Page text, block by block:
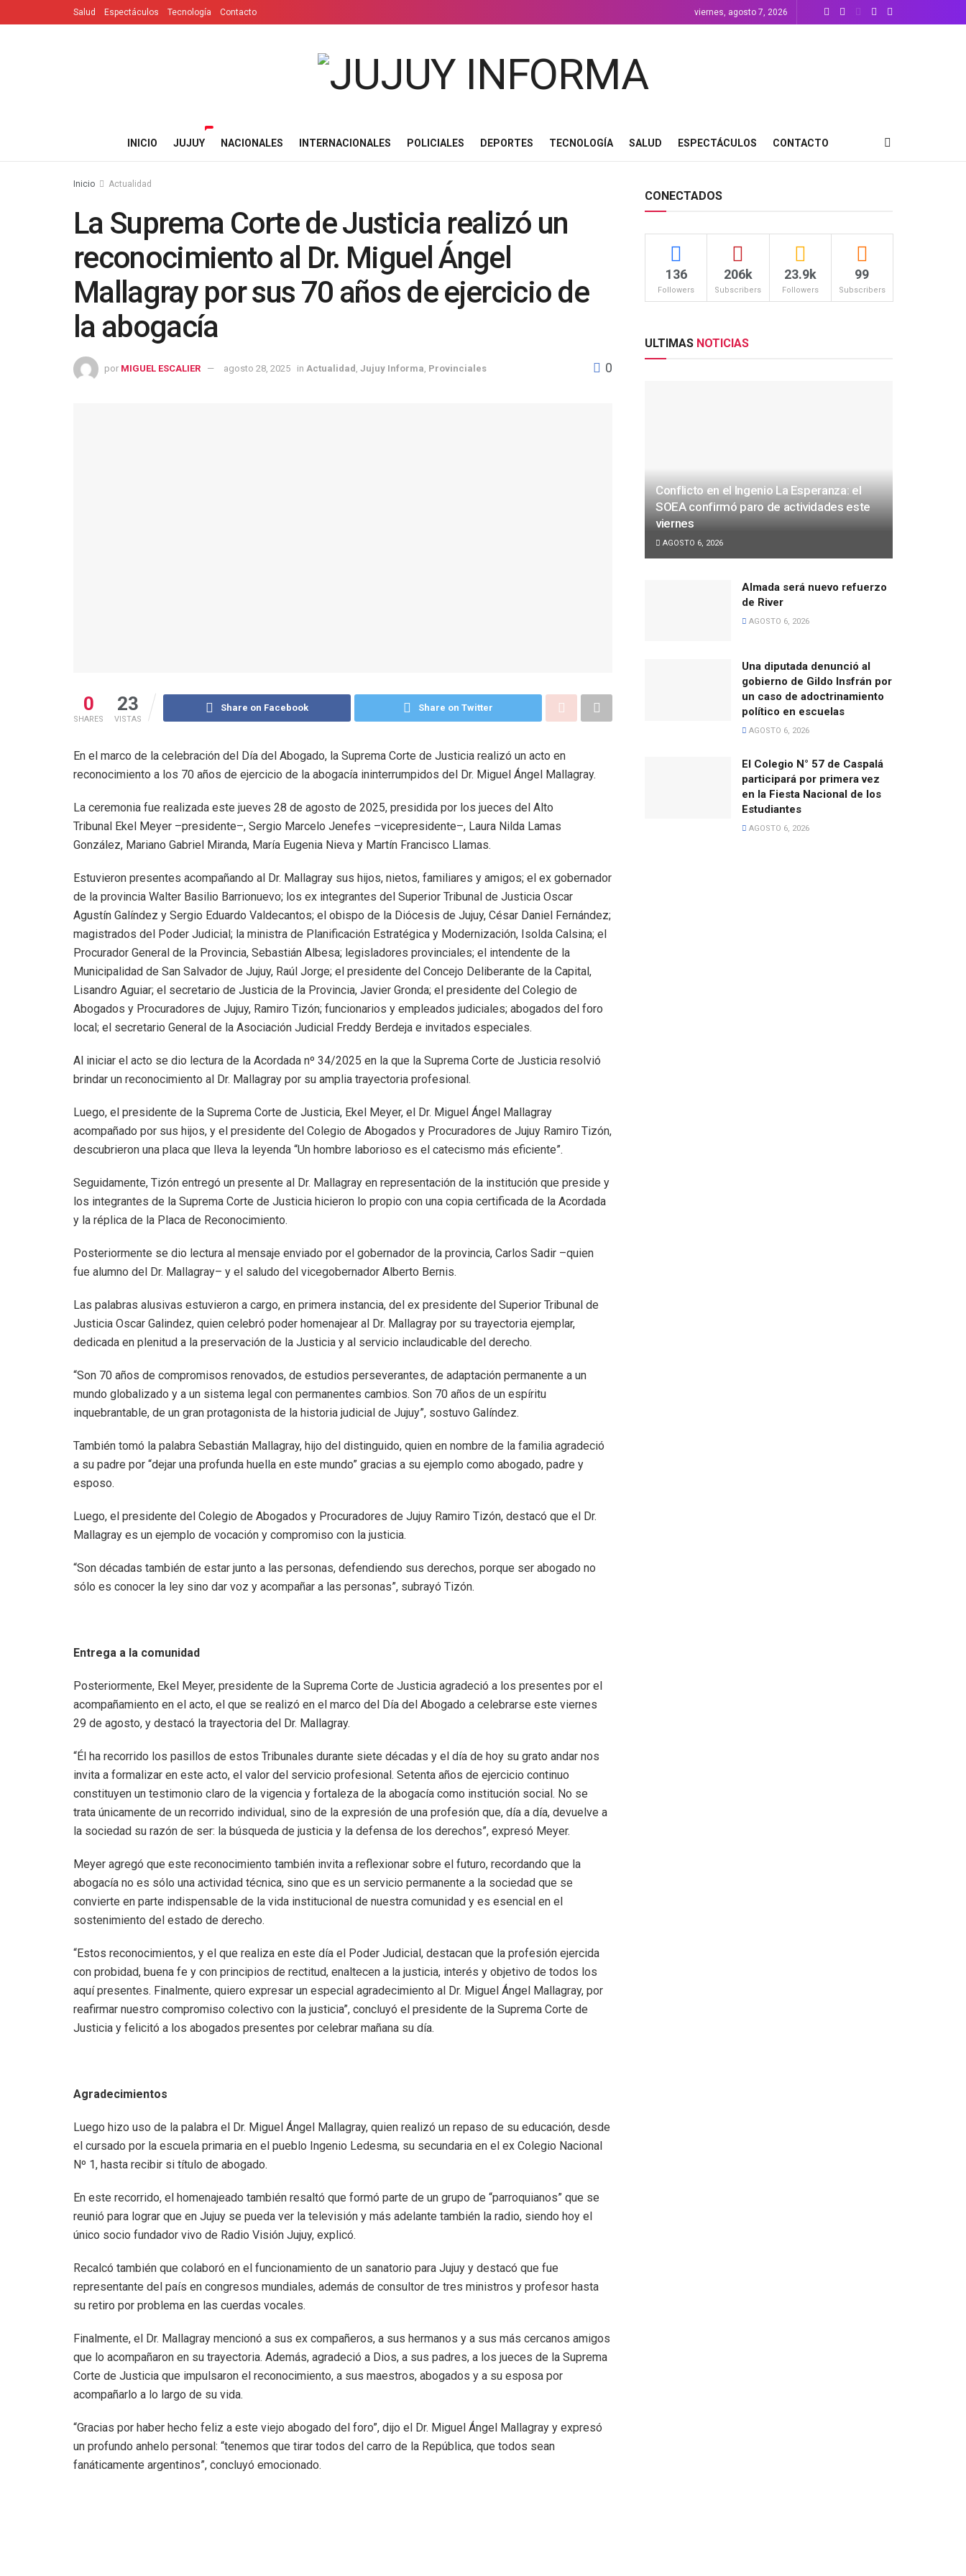
Salud Espectáculos Tecnología Contacto viernes, agosto 7, 2026
INICIO JUJUY NACIONALES INTERNACIONALES POLICIALES DEPORTES TECNOLOGÍA SALUD ESPECTÁCULOS CONTACTO
Inicio Actualidad
La Suprema Corte de Justicia realizó un
reconocimiento al Dr. Miguel Ángel
Mallagray por sus 70 años de ejercicio de
la abogacía
por MIGUEL ESCALIER agosto 28, 2025 in Actualidad Jujuy Informa Provinciales 0
0
SHARES
23
VISTAS
Share on Facebook Share on Twitter
En el marco de la celebración del Día del Abogado, la Suprema Corte de Justicia realizó un acto en
reconocimiento a los 70 años de ejercicio de la abogacía ininterrumpidos del Dr. Miguel Ángel Mallagray.
La ceremonia fue realizada este jueves 28 de agosto de 2025, presidida por los jueces del Alto
Tribunal Ekel Meyer –presidente–, Sergio Marcelo Jenefes –vicepresidente–, Laura Nilda Lamas
González, Mariano Gabriel Miranda, María Eugenia Nieva y Martín Francisco Llamas.
Estuvieron presentes acompañando al Dr. Mallagray sus hijos, nietos, familiares y amigos; el ex gobernador
de la provincia Walter Basilio Barrionuevo; los ex integrantes del Superior Tribunal de Justicia Oscar
Agustín Galíndez y Sergio Eduardo Valdecantos; el obispo de la Diócesis de Jujuy, César Daniel Fernández;
magistrados del Poder Judicial; la ministra de Planificación Estratégica y Modernización, Isolda Calsina; el
Procurador General de la Provincia, Sebastián Albesa; legisladores provinciales; el intendente de la
Municipalidad de San Salvador de Jujuy, Raúl Jorge; el presidente del Concejo Deliberante de la Capital,
Lisandro Aguiar; el secretario de Justicia de la Provincia, Javier Gronda; el presidente del Colegio de
Abogados y Procuradores de Jujuy, Ramiro Tizón; funcionarios y empleados judiciales; abogados del foro
local; el secretario General de la Asociación Judicial Freddy Berdeja e invitados especiales.
Al iniciar el acto se dio lectura de la Acordada nº 34/2025 en la que la Suprema Corte de Justicia resolvió
brindar un reconocimiento al Dr. Mallagray por su amplia trayectoria profesional.
Luego, el presidente de la Suprema Corte de Justicia, Ekel Meyer, el Dr. Miguel Ángel Mallagray
acompañado por sus hijos, y el presidente del Colegio de Abogados y Procuradores de Jujuy Ramiro Tizón,
descubrieron una placa que lleva la leyenda “Un hombre laborioso es el catecismo más eficiente”.
Seguidamente, Tizón entregó un presente al Dr. Mallagray en representación de la institución que preside y
los integrantes de la Suprema Corte de Justicia hicieron lo propio con una copia certificada de la Acordada
y la réplica de la Placa de Reconocimiento.
Posteriormente se dio lectura al mensaje enviado por el gobernador de la provincia, Carlos Sadir –quien
fue alumno del Dr. Mallagray– y el saludo del vicegobernador Alberto Bernis.
Las palabras alusivas estuvieron a cargo, en primera instancia, del ex presidente del Superior Tribunal de
Justicia Oscar Galindez, quien celebró poder homenajear al Dr. Mallagray por su trayectoria ejemplar,
dedicada en plenitud a la preservación de la Justicia y al servicio inclaudicable del derecho.
“Son 70 años de compromisos renovados, de estudios perseverantes, de adaptación permanente a un
mundo globalizado y a un sistema legal con permanentes cambios. Son 70 años de un espíritu
inquebrantable, de un gran protagonista de la historia judicial de Jujuy”, sostuvo Galíndez.
También tomó la palabra Sebastián Mallagray, hijo del distinguido, quien en nombre de la familia agradeció
a su padre por “dejar una profunda huella en este mundo” gracias a su ejemplo como abogado, padre y
esposo.
Luego, el presidente del Colegio de Abogados y Procuradores de Jujuy Ramiro Tizón, destacó que el Dr.
Mallagray es un ejemplo de vocación y compromiso con la justicia.
“Son décadas también de estar junto a las personas, defendiendo sus derechos, porque ser abogado no
sólo es conocer la ley sino dar voz y acompañar a las personas”, subrayó Tizón.
Entrega a la comunidad
Posteriormente, Ekel Meyer, presidente de la Suprema Corte de Justicia agradeció a los presentes por el
acompañamiento en el acto, el que se realizó en el marco del Día del Abogado a celebrarse este viernes
29 de agosto, y destacó la trayectoria del Dr. Mallagray.
“Él ha recorrido los pasillos de estos Tribunales durante siete décadas y el día de hoy su grato andar nos
invita a formalizar en este acto, el valor del servicio profesional. Setenta años de ejercicio continuo
constituyen un testimonio claro de la vigencia y fortaleza de la abogacía como institución social. No se
trata únicamente de un recorrido individual, sino de la expresión de una profesión que, día a día, devuelve a
la sociedad su razón de ser: la búsqueda de justicia y la defensa de los derechos”, expresó Meyer.
Meyer agregó que este reconocimiento también invita a reflexionar sobre el futuro, recordando que la
abogacía no es sólo una actividad técnica, sino que es un servicio permanente a la sociedad que se
convierte en parte indispensable de la vida institucional de nuestra comunidad y es esencial en el
sostenimiento del estado de derecho.
“Estos reconocimientos, y el que realiza en este día el Poder Judicial, destacan que la profesión ejercida
con probidad, buena fe y con principios de rectitud, enaltecen a la justicia, interés y objetivo de todos los
aquí presentes. Finalmente, quiero expresar un especial agradecimiento al Dr. Miguel Ángel Mallagray, por
reafirmar nuestro compromiso colectivo con la justicia”, concluyó el presidente de la Suprema Corte de
Justicia y felicitó a los abogados presentes por celebrar mañana su día.
Agradecimientos
Luego hizo uso de la palabra el Dr. Miguel Ángel Mallagray, quien realizó un repaso de su educación, desde
el cursado por la escuela primaria en el pueblo Ingenio Ledesma, su secundaria en el ex Colegio Nacional
Nº 1, hasta recibir si título de abogado.
En este recorrido, el homenajeado también resaltó que formó parte de un grupo de “parroquianos” que se
reunió para lograr que en Jujuy se pueda ver la televisión y más adelante también la radio, siendo hoy el
único socio fundador vivo de Radio Visión Jujuy, explicó.
Recalcó también que colaboró en el funcionamiento de un sanatorio para Jujuy y destacó que fue
representante del país en congresos mundiales, además de consultor de tres ministros y profesor hasta
su retiro por problema en las cuerdas vocales.
Finalmente, el Dr. Mallagray mencionó a sus ex compañeros, a sus hermanos y a sus más cercanos amigos
que lo acompañaron en su trayectoria. Además, agradeció a Dios, a sus padres, a los jueces de la Suprema
Corte de Justicia que impulsaron el reconocimiento, a sus maestros, abogados y a su esposa por
acompañarlo a lo largo de su vida.
“Gracias por haber hecho feliz a este viejo abogado del foro”, dijo el Dr. Miguel Ángel Mallagray y expresó
un profundo anhelo personal: “tenemos que tirar todos del carro de la República, que todos sean
fanáticamente argentinos”, concluyó emocionado.
CONECTADOS
136
Followers
206k
Subscribers
23.9k
Followers
99
Subscribers
ULTIMAS NOTICIAS
Conflicto en el Ingenio La Esperanza: el
SOEA confirmó paro de actividades este
viernes
AGOSTO 6, 2026
Almada será nuevo refuerzo
de River
AGOSTO 6, 2026
Una diputada denunció al
gobierno de Gildo Insfrán por
un caso de adoctrinamiento
político en escuelas
AGOSTO 6, 2026
El Colegio N° 57 de Caspalá
participará por primera vez
en la Fiesta Nacional de los
Estudiantes
AGOSTO 6, 2026